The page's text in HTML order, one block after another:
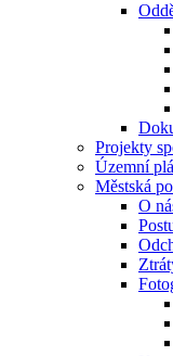
Projekty
Územní
Městská
O